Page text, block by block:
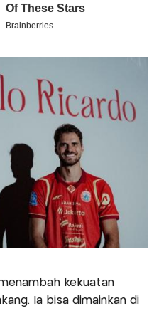
kekuatan
Ia bisa dimainkan di